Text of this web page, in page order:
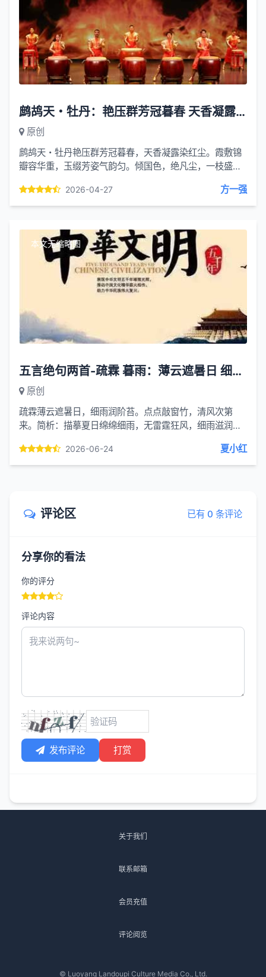
鹧鸪天・牡丹：艳压群芳冠暮春 天香凝露染红尘
原创
鹧鸪天・牡丹艳压群芳冠暮春，天香凝露染红尘。霞敷锦
瓣容华重，玉缀芳姿气韵匀。倾国色，绝凡尘，一枝盛放
2026-04-27 方一强
本文无缩略图
五言绝句两首-疏霖 暮雨：薄云遮暑日 细雨润阶苔
原创
疏霖薄云遮暑日，细雨润阶苔。点点敲窗竹，清风次第
来。简析：描摹夏日绵绵细雨，无雷霆狂风，细雨滋润青
偏向悠然抒情。...2026-06-24 夏小红
评论区 已有 0 条评论
分享你的看法
你的评分
评论内容
发布评论 打赏
关于我们
联系邮箱
会员充值
评论阅览
© Luoyang Landoupi Culture Media Co., Ltd.